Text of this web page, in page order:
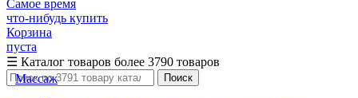
Самое время
что-нибудь купить
Корзина
пуста
☰ Каталог товаров более 3790 товаров
Массаж
Поиск